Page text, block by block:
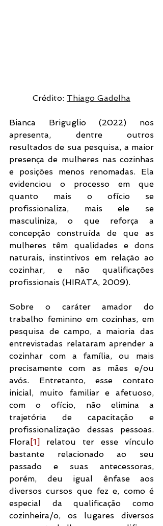
Crédito: Thiago Gadelha
Bianca Briguglio (2022) nos
apresenta, dentre outros
resultados de sua pesquisa, a maior
presença de mulheres nas cozinhas
e posições menos renomadas. Ela
evidenciou o processo em que
quanto mais o ofício se
profissionaliza, mais ele se
masculiniza, o que reforça a
concepção construída de que as
mulheres têm qualidades e dons
naturais, instintivos em relação ao
cozinhar, e não qualificações
profissionais (HIRATA, 2009).
Sobre o caráter amador do
trabalho feminino em cozinhas, em
pesquisa de campo, a maioria das
entrevistadas relataram aprender a
cozinhar com a família, ou mais
precisamente com as mães e/ou
avós. Entretanto, esse contato
inicial, muito familiar e afetuoso,
com o ofício, não elimina a
trajetória de capacitação e
profissionalização dessas pessoas.
Flora [1]
relatou ter esse vínculo
bastante relacionado ao seu
passado e suas antecessoras,
porém, deu igual ênfase aos
diversos cursos que fez e, como é
especial da qualificação como
cozinheira/o, os lugares diversos